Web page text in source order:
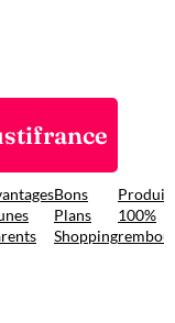
Bons
Plans
Shopping
Produit
100%